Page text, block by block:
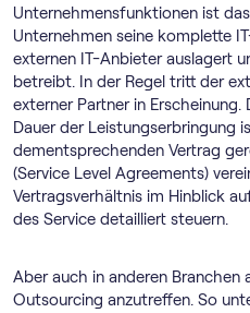
Unternehmensfunktionen ist
Unternehmen seine komplette
externen IT-Anbieter auslagert
betreibt. In der Regel tritt der
externer Partner in
Dauer der Leistungserbringung
dementsprechenden Vertrag
(Service Level Agreements)
Vertragsverhältnis im Hinblick
des Service detailliert steuern.
Aber auch in anderen Branchen
Outsourcing anzutreffen. So